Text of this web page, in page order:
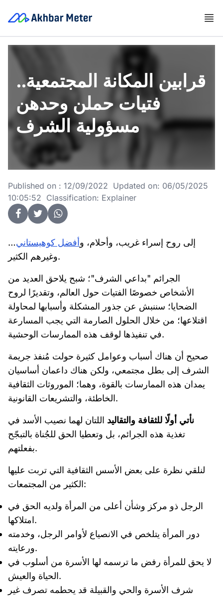
قرابين المكانة المجتمعية..
فتيات حملن وحدهن
مسؤولية الشرف
Published on : 12/09/2022 Updated on: 06/05/2025
10:05:52 Classification: Explainer
إلى روح إسراء غريب، وأحلام، وأفضل كوهيستاني…
وغيرهم الكثير.
الجرائم "بداعي الشرف"؛ شبح يلاحق العديد من
الأشخاص خصوصًا الفتيات حول العالم، وتقديرًا لروح
الضحايا؛ سننبش عن جذور المشكلة وأسبابها لمحاولة
اقتلاعها؛ من خلال الحلول الصارمة التي يجب المسارعة
في تنفيذها لوقف هذه الممارسات الوحشية.
صحيح أن هناك أسباب وعوامل كثيرة حولت مُنفذ جريمة
الشرف إلى بطل مجتمعي، ولكن هناك داعمان أساسيان
يمدان هذه الممارسات بالقوة، وهما؛ الموروثات الثقافية
الخاطئة، والتشريعات القانونية.
نأتي أولًا للثقافة والتقاليد اللتان لهما نصيب الأسد في
تغذية هذه الجرائم، بل وتعطيا الحق للجُناة بالتبجّح
بفعلتهم.
لنلقي نظرة على بعض الأسس الثقافية التي تربت عليها
الكثير من المجتمعات:
الرجل ذو مركز وشأن أعلى من المرأة ولديه الحق في
امتلاكها.
دور المرأة يتلخص في الانصياع لأوامر الرجل، وخدمته
ورعايته.
لا يحق للمرأة رفض ما ترسمه لها الأسرة من أسلوب في
الحياة والعيش.
شرف الأسرة والحي والقبيلة قد يحطمه تصرف غير